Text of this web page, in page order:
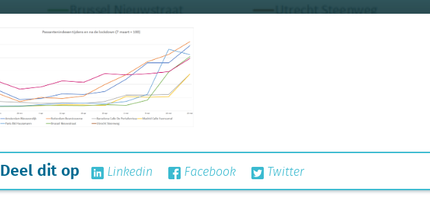
Deel dit op Linkedin Facebook Twitter